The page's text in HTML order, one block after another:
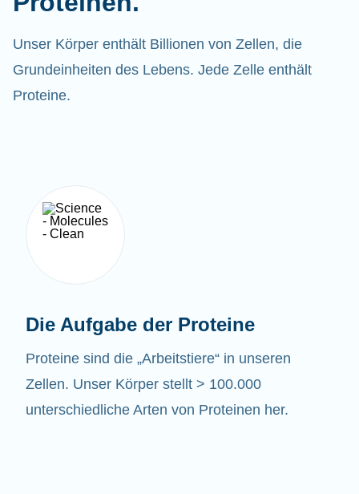
Unser Körper enthält Billionen von Zellen, die
Grundeinheiten des Lebens. Jede Zelle enthält
Proteine.
Die Aufgabe der Proteine
Proteine sind die „Arbeitstiere“ in unseren
Zellen. Unser Körper stellt > 100.000
unterschiedliche Arten von Proteinen her.